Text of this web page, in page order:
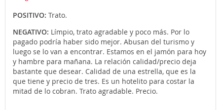
POSITIVO: Trato.
NEGATIVO: Límpio, trato agradable y poco más. Por lo
pagado podría haber sido mejor. Abusan del turismo y
luego se lo van a encontrar. Estamos en el jamón para hoy
y hambre para mañana. La relación calidad/precio deja
bastante que desear. Calidad de una estrella, que es la
que tiene y precio de tres. Es un hotelito para costar la
mitad de lo cobran. Trato agradable. Precio.